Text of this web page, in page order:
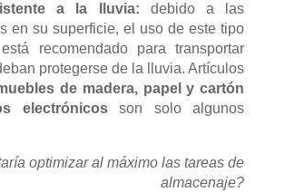
a la lluvia: debido a las
en su superficie, el uso de este tipo
recomendado para transportar
protegerse de la lluvia. Artículos
de madera, papel y cartón
electrónicosson solo algunos
optimizar al máximo las tareas de
almacenaje?